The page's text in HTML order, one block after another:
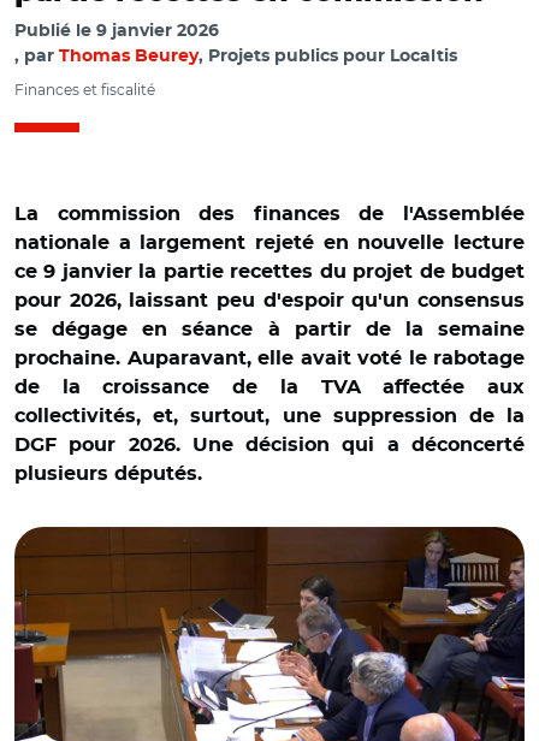
Publié le 9 janvier 2026
par Thomas Beurey, Projets publics pour Localtis
Finances et fiscalité
La commission des finances de l'Assemblée
nationale a largement rejeté en nouvelle lecture
ce 9 janvier la partie recettes du projet de budget
pour 2026, laissant peu d'espoir qu'un consensus
se dégage en séance à partir de la semaine
prochaine. Auparavant, elle avait voté le rabotage
de la croissance de la TVA affectée aux
collectivités, et, surtout, une suppression de la
DGF pour 2026. Une décision qui a déconcerté
plusieurs députés.